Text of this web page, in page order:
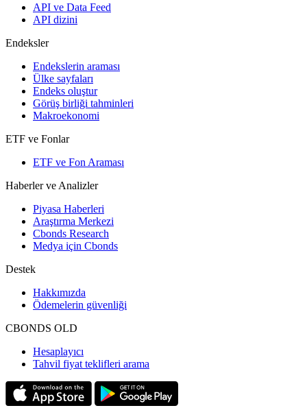
API ve Data Feed
API dizini
Endeksler
Endekslerin araması
Ülke sayfaları
Endeks oluştur
Görüş birliği tahminleri
Makroekonomi
ETF ve Fonlar
ETF ve Fon Araması
Haberler ve Analizler
Piyasa Haberleri
Araştırma Merkezi
Cbonds Research
Medya için Cbonds
Destek
Hakkımızda
Ödemelerin güvenliği
CBONDS OLD
Hesaplayıcı
Tahvil fiyat teklifleri arama